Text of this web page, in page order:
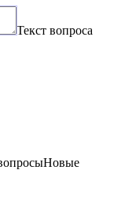
Текст вопроса
Новые